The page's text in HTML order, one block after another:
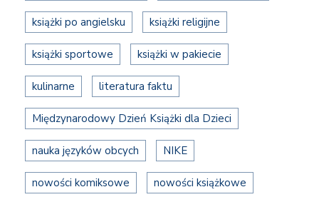
książki po angielsku książki religijne
książki sportowe książki w pakiecie
kulinarne literatura faktu
Międzynarodowy Dzień Książki dla Dzieci
nauka języków obcych NIKE
nowości komiksowe nowości książkowe